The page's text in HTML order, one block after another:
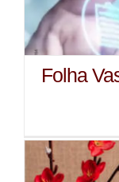
Folha